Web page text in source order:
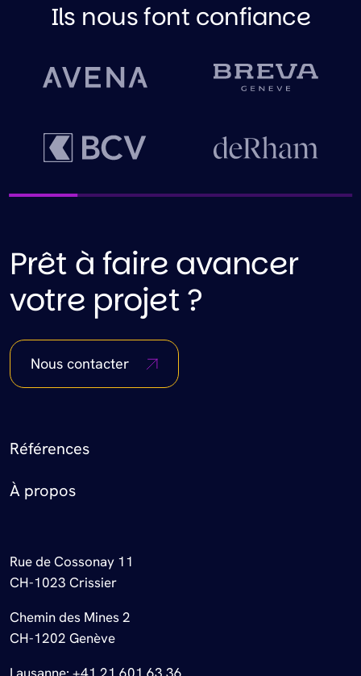
Ils nous font confiance
Prêt à faire avancer
votre projet ?
Nous contacter
Références
À propos
Rue de Cossonay 11
CH-1023 Crissier
Chemin des Mines 2
CH-1202 Genève